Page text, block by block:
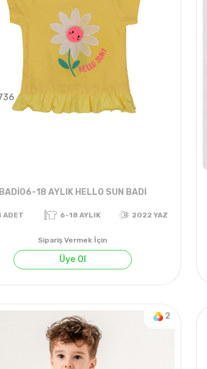
BADİ06-18 AYLIK HELLO SUN BADİ
Sipariş Vermek İçin
Üye Ol
2